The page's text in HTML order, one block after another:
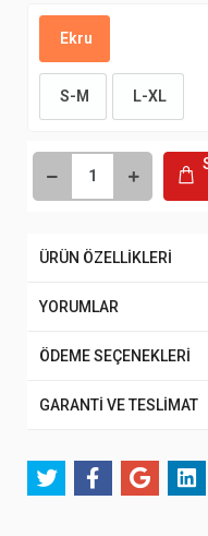
Ekru
S-M L-XL
ÜRÜN ÖZELLİKLERİ
YORUMLAR
ÖDEME SEÇENEKLERİ
GARANTİ VE TESLİMAT